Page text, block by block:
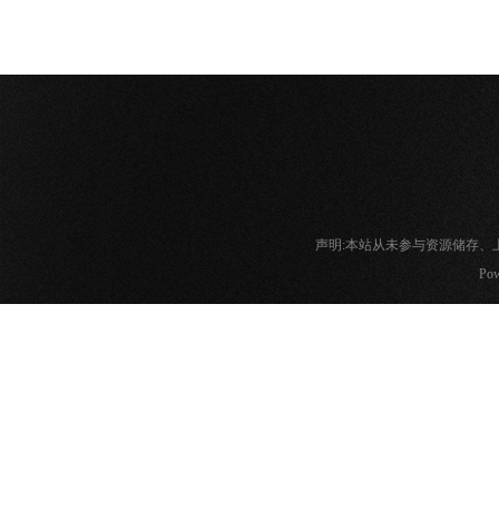
声明:本站从未参与资源储存、